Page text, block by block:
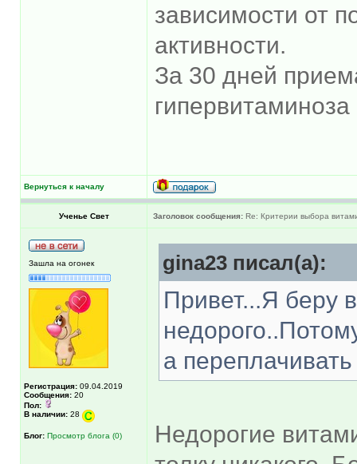
зависимости от
активности.
За 30 дней
гипервитаминоза
Вернуться к началу
Ученье Свет Заголовок сообщения: Re: Критерии выбора
Зашла на огонек
Регистрация: 09.04.2019
Сообщения: 20
Пол:
В наличии: 28
Блог: Просмотр блога (0)
gina23 писал(а):
Привет...Я беру
а
Недорогие